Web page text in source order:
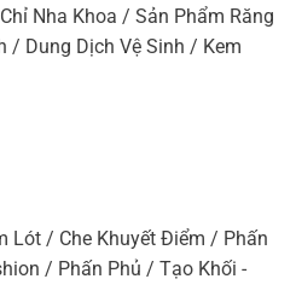
Nha Khoa / Sản Phẩm Răng
/ Dung Dịch Vệ Sinh / Kem
Lót / Che Khuyết Điểm / Phấn
/ Phấn Phủ / Tạo Khối -